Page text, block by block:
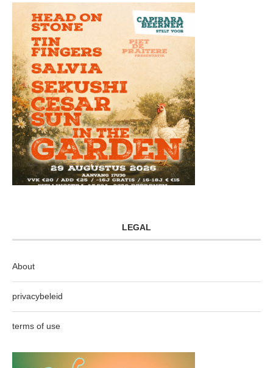
LEGAL
About
privacybeleid
terms of use